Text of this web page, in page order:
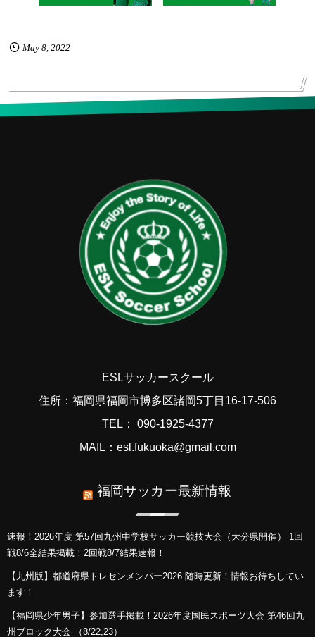
May 8, 2022
ESLサッカースクール
住所：福岡県福岡市博多区諸岡5丁目16-17-506
TEL： 090-1925-4377
MAIL：esl.fukuoka@gmail.com
福岡サッカー最新情報
速報！2026年度 第57回九州中学校サッカー競技大会（大分県開催） 1回
戦8/6全結果掲載！2回戦8/7結果速報！
【九州版】都道府県トレセンメンバー2026 随時更新！情報お待ちしてい
ます！
【福岡県少年男子】参加選手掲載！2026年度国民スポーツ大会 第46回九
州ブロック大会 （8/22,23）